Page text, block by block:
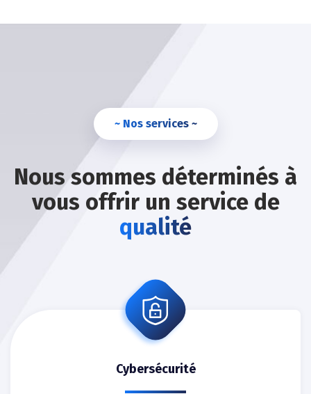
~ Nos services ~
Nous sommes déterminés à
vous offrir un service de
qualité
Cybersécurité